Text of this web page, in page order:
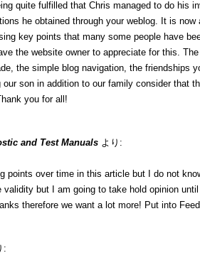
quite fulfilled that Chris managed to do his
he obtained through your weblog. It is now
key points that many some people have
the website owner to appreciate for this.
the simple blog navigation, the friendships
our son in addition to our family consider that
you for all!
and Test Manuals より:
points over time in this article but I do not
validity but I am going to take hold opinion
therefore we want a lot more! Put into
: